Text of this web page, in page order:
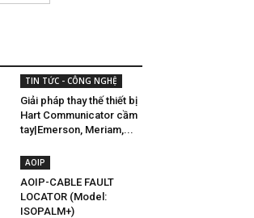
TIN TỨC - CÔNG NGHỆ
Giải pháp thay thế thiết bị
Hart Communicator cầm
tay|Emerson, Meriam,...
AOIP
AOIP-CABLE FAULT
LOCATOR (Model:
ISOPALM+)